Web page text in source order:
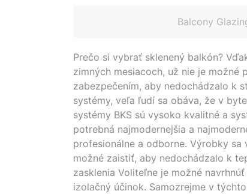
Balcony
Prečo si vybrať sklenený balkón?
zimných mesiacoch, už nie je
zabezpečením, aby nedochádzalo k
systémy, veľa ľudí sa obáva, že v
systémy BKS sú vysoko kvalitné a
potrebná najmodernejšia a
profesionálne a odborne. Výrobky
možné zaistiť, aby nedochádzalo k
zasklenia Voliteľne je možné
izolačný účinok. Samozrejme v